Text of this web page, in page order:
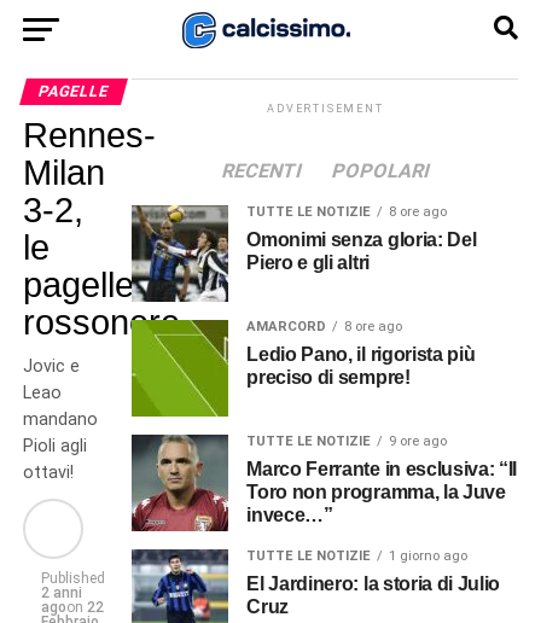
PAGELLE
Rennes-
Milan
3-2,
le
pagelle
rossonere
Jovic e
Leao
mandano
Pioli agli
ottavi!
Published
2 anni
agoon 22
ADVERTISEMENT
RECENTI POPOLARI
TUTTE LE NOTIZIE 8 ore ago
Omonimi senza gloria: Del
Piero e gli altri
AMARCORD 8 ore ago
Ledio Pano, il rigorista più
preciso di sempre!
TUTTE LE NOTIZIE 9 ore ago
Marco Ferrante in esclusiva: “Il
Toro non programma, la Juve
invece…”
TUTTE LE NOTIZIE 1 giorno ago
El Jardinero: la storia di Julio
Cruz